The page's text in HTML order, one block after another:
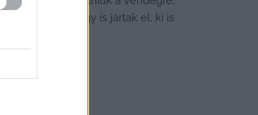
mindig így is jártak el, ki is